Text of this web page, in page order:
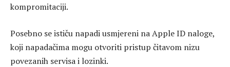
kompromitaciji.
Posebno se ističu napadi usmjereni na Apple ID naloge,
koji napadačima mogu otvoriti pristup čitavom nizu
povezanih servisa i lozinki.